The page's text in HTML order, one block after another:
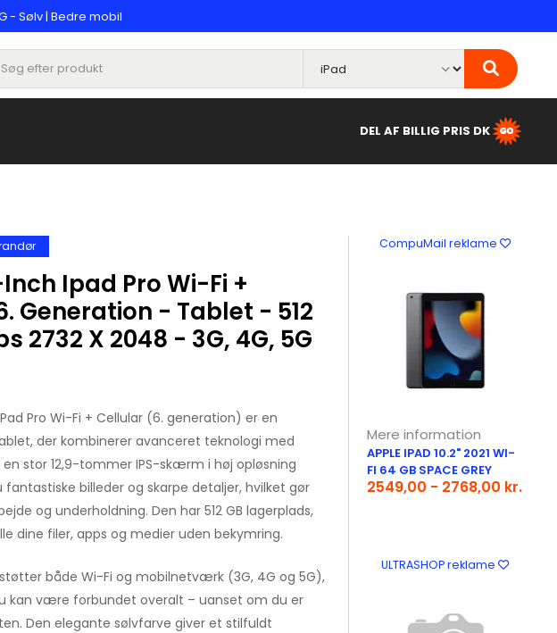
- Sølv | Bedre mobil
DEL AF BILLIG PRIS DK
Ipad Pro Wi-Fi +
Generation - Tablet - 512
2732 X 2048 - 3G, 4G, 5G
Pro Wi-Fi + Cellular (6. generation) er en
der kombinerer avanceret teknologi med
stor 12,9-tommer IPS-skærm i høj opløsning
billeder og skarpe detaljer, hvilket gør
og underholdning. Den har 512 GB lagerplads,
dine filer, apps og medier uden bekymring.
både Wi-Fi og mobilnetværk (3G, 4G og 5G),
kan være forbundet overalt – uanset om du er
Den elegante sølvfarve giver et stilfuldt
CompuMail reklame
Mere information
APPLE IPAD 10.2" 2021 WI-
FI 64 GB SPACE GREY
2549,00 - 2768,00 kr.
ULTRASHOP reklame